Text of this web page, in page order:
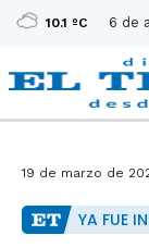
10.1 ºC 6 de
19 de marzo de
YA FUE